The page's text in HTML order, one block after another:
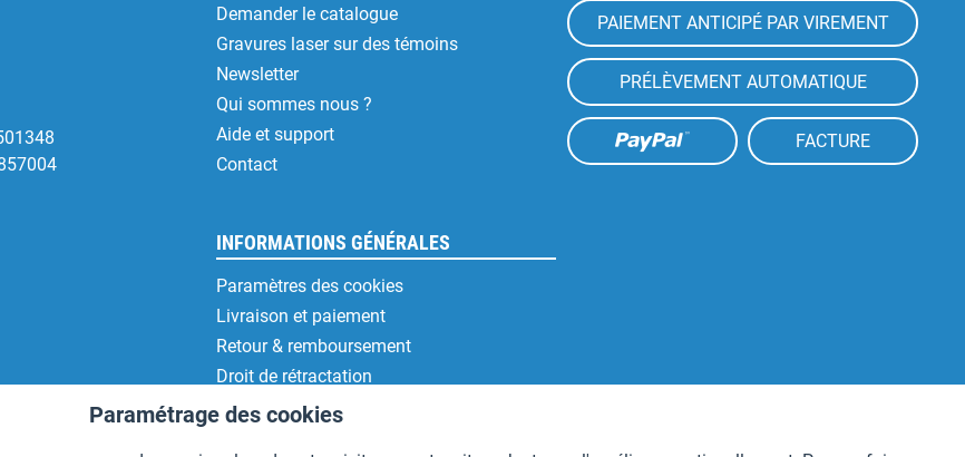
Demander le catalogue
Gravures laser sur des témoins
Newsletter
Qui sommes nous ?
Aide et support
Contact
INFORMATIONS GÉNÉRALES
Paramètres des cookies
Livraison et paiement
Retour & remboursement
Droit de rétractation
Protection des données
PAIEMENT ANTICIPÉ PAR VIREMENT
PRÉLÈVEMENT AUTOMATIQUE
FACTURE
Paramétrage des cookies